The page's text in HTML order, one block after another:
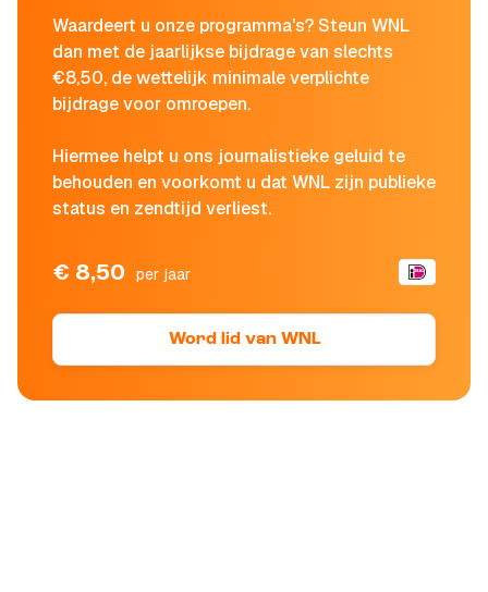
Waardeert u onze programma's? Steun WNL
dan met de jaarlijkse bijdrage van slechts
€8,50, de wettelijk minimale verplichte
bijdrage voor omroepen.
Hiermee helpt u ons journalistieke geluid te
behouden en voorkomt u dat WNL zijn publieke
status en zendtijd verliest.
€ 8,50 per jaar
Word lid van WNL